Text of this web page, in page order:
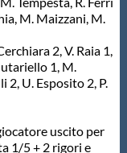
M. Maizzani, M.
2, V. Raia 1,
1, M.
2, U. Esposito 2, P.
uscito per
1/5 + 2 rigori e